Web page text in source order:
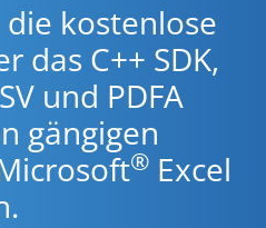
kostenlose
das C++ SDK,
und PDFA
gängigen
® Excel